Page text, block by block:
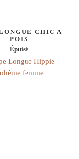
CHIC A
POIS
Épuisé